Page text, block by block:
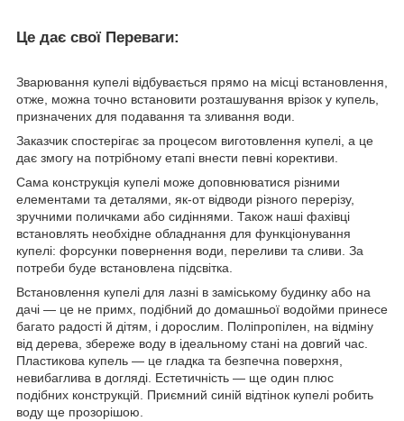
Це дає свої Переваги:
Зварювання купелі відбувається прямо на місці встановлення,
отже, можна точно встановити розташування врізок у купель,
призначених для подавання та зливання води.
Заказчик спостерігає за процесом виготовлення купелі, а це
дає змогу на потрібному етапі внести певні корективи.
Сама конструкція купелі може доповнюватися різними
елементами та деталями, як-от відводи різного перерізу,
зручними поличками або сидіннями. Також наші фахівці
встановлять необхідне обладнання для функціонування
купелі: форсунки повернення води, переливи та сливи. За
потреби буде встановлена підсвітка.
Встановлення купелі для лазні в заміському будинку або на
дачі — це не примх, подібний до домашньої водойми принесе
багато радості й дітям, і дорослим. Поліпропілен, на відміну
від дерева, збереже воду в ідеальному стані на довгий час.
Пластикова купель — це гладка та безпечна поверхня,
невибаглива в догляді. Естетичність — ще один плюс
подібних конструкцій. Приємний синій відтінок купелі робить
воду ще прозорішою.